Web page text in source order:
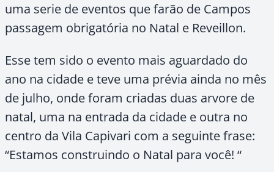
uma serie de eventos que farão de Campos
passagem obrigatória no Natal e Reveillon.
Esse tem sido o evento mais aguardado do
ano na cidade e teve uma prévia ainda no mês
de julho, onde foram criadas duas arvore de
natal, uma na entrada da cidade e outra no
centro da Vila Capivari com a seguinte frase:
“Estamos construindo o Natal para você! “